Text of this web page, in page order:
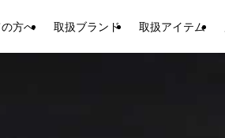
方へ 取扱ブランド 取扱アイテム